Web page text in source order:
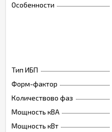
Особенности
Тип ИБП
Форм-фактор
Количествово фаз
Мощность кВА
Мощность кВт